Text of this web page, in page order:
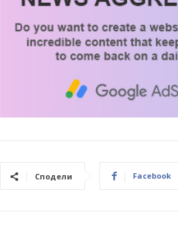
Сподели Facebook